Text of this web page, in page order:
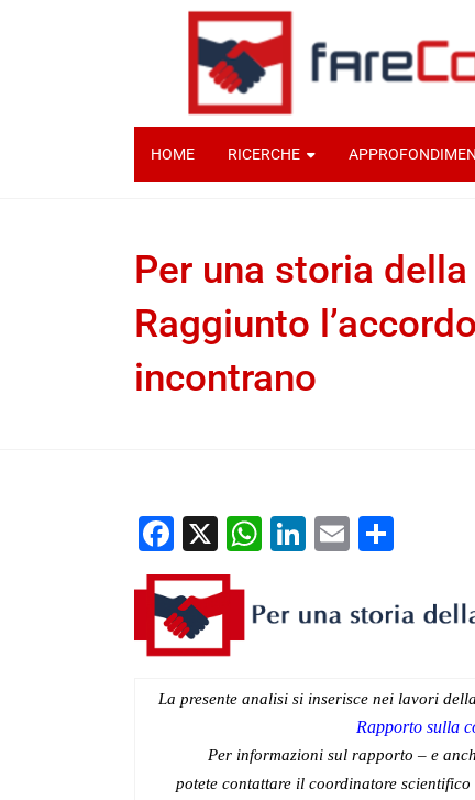
HOME RICERCHE
Per una storia
Raggiunto
incontrano
Facebook
X WhatsApp
LinkedIn
Email
La presente analisi si inserisce nei lavori
Rapporto sulla
Per informazioni sul rapporto – e
potete contattare il coordinatore